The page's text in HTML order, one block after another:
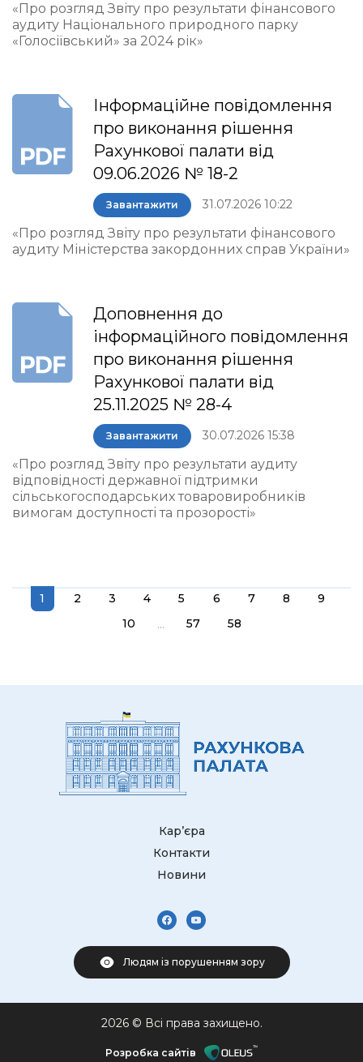
«Про розгляд Звіту про результати фінансового
аудиту Національного природного парку
«Голосіївський» за 2024 рік»
Інформаційне повідомлення
про виконання рішення
Рахункової палати від
09.06.2026 № 18-2
Завантажити 31.07.2026 10:22
«Про розгляд Звіту про результати фінансового
аудиту Міністерства закордонних справ України»
Доповнення до
інформаційного повідомлення
про виконання рішення
Рахункової палати від
25.11.2025 № 28-4
Завантажити 30.07.2026 15:38
«Про розгляд Звіту про результати аудиту
відповідності державної підтримки
сільськогосподарських товаровиробників
вимогам доступності та прозорості»
1 2 3 4 5 6 7 8
9
10
... 57 58
Кар’єра
Контакти
Новини
Людям із порушенням зору
2026 © Всі права захищено.
Розробка сайтів